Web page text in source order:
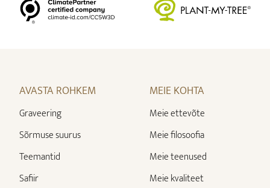
AVASTA ROHKEM
Graveering
Sõrmuse suurus
Teemantid
Safiir
MEIE KOHTA
Meie ettevõte
Meie filosoofia
Meie teenused
Meie kvaliteet